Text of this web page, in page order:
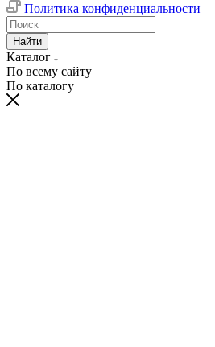
Политика конфиденциальности
Найти
Каталог
По всему сайту
По каталогу